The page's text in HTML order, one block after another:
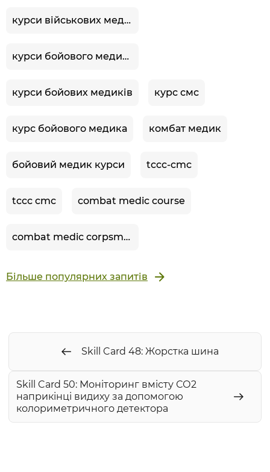
курси військових медиків
курси бойового медика
курси бойових медиків курс смс
курс бойового медика комбат медик
бойовий медик курси tccc-cmc
tccc cmc combat medic course
combat medic corpsman
Більше популярних запитів
Skill Card 48: Жорстка шина
Skill Card 50: Моніторинг вмісту СО2
наприкінці видиху за допомогою
колориметричного детектора